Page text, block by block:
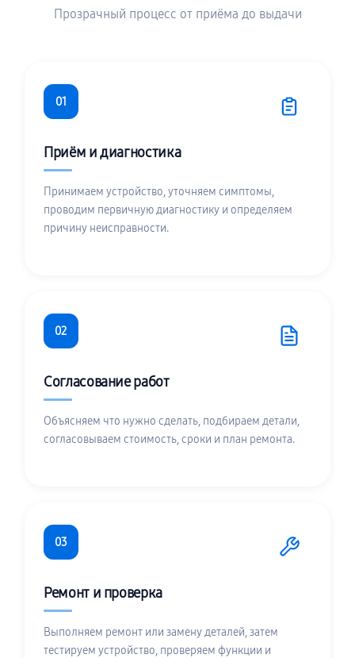
Прозрачный процесс от приёма до выдачи
01
Приём и диагностика
Принимаем устройство, уточняем симптомы,
проводим первичную диагностику и определяем
причину неисправности.
02
Согласование работ
Объясняем что нужно сделать, подбираем детали,
согласовываем стоимость, сроки и план ремонта.
03
Ремонт и проверка
Выполняем ремонт или замену деталей, затем
тестируем устройство, проверяем функции и